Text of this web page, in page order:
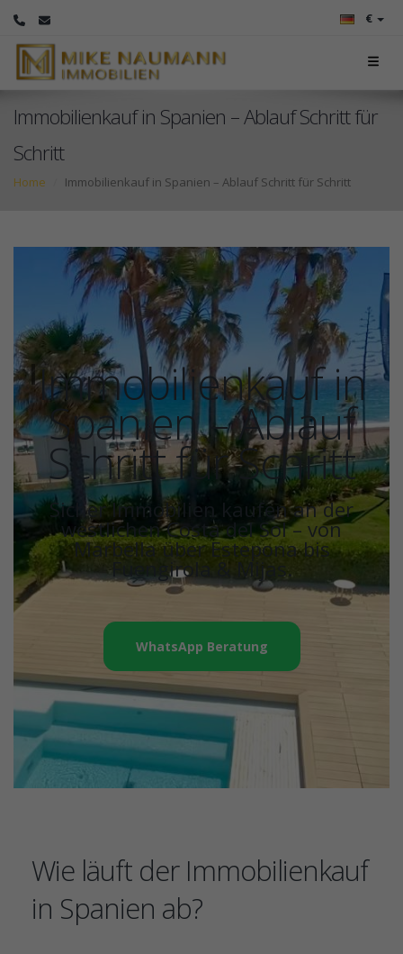
€
Immobilienkauf in Spanien – Ablauf Schritt für
Schritt
Home Immobilienkauf in Spanien – Ablauf Schritt für Schritt
Immobilienkauf in
Spanien – Ablauf
Schritt für Schritt
Sicher Immobilien kaufen an der
westlichen Costa del Sol – von
Marbella über Estepona bis
Fuengirola & Mijas.
WhatsApp Beratung
Wie läuft der Immobilienkauf
in Spanien ab?